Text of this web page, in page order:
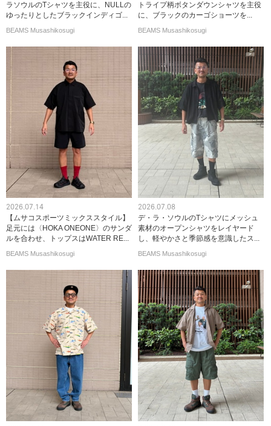
ラソウルのTシャツを主役に、NULLの
ゆったりとしたブラックインディゴ...
BEAMS Musashikosugi
トライプ柄ボタンダウンシャツを主役
に、ブラックのカーゴショーツを...
BEAMS Musashikosugi
2026.07.14
【ムサコスポーツミックススタイル】
足元には〈HOKA ONEONE〉のサンダ
ルを合わせ、トップスはWATER RE...
BEAMS Musashikosugi
2026.07.08
デ・ラ・ソウルのTシャツにメッシュ
素材のオープンシャツをレイヤード
し、軽やかさと季節感を意識したス...
BEAMS Musashikosugi